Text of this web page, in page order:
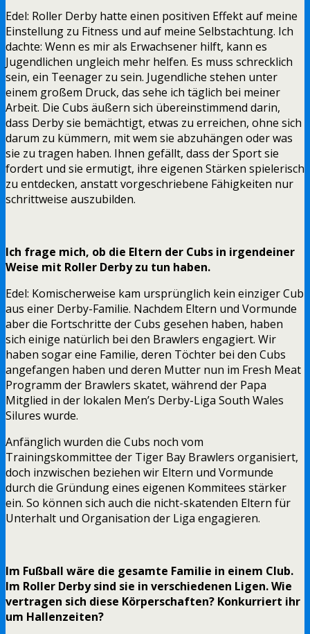
Edel: Roller Derby hatte einen positiven Effekt auf meine
Einstellung zu Fitness und auf meine Selbstachtung. Ich
dachte: Wenn es mir als Erwachsener hilft, kann es
Jugendlichen ungleich mehr helfen. Es muss schrecklich
sein, ein Teenager zu sein. Jugendliche stehen unter
einem großem Druck, das sehe ich täglich bei meiner
Arbeit. Die Cubs äußern sich übereinstimmend darin,
dass Derby sie bemächtigt, etwas zu erreichen, ohne sich
darum zu kümmern, mit wem sie abzuhängen oder was
sie zu tragen haben. Ihnen gefällt, dass der Sport sie
fordert und sie ermutigt, ihre eigenen Stärken spielerisch
zu entdecken, anstatt vorgeschriebene Fähigkeiten nur
schrittweise auszubilden.
Ich frage mich, ob die Eltern der Cubs in irgendeiner
Weise mit Roller Derby zu tun haben.
Edel: Komischerweise kam ursprünglich kein einziger Cub
aus einer Derby-Familie. Nachdem Eltern und Vormunde
aber die Fortschritte der Cubs gesehen haben, haben
sich einige natürlich bei den Brawlers engagiert. Wir
haben sogar eine Familie, deren Töchter bei den Cubs
angefangen haben und deren Mutter nun im Fresh Meat
Programm der Brawlers skatet, während der Papa
Mitglied in der lokalen Men’s Derby-Liga South Wales
Silures wurde.
Anfänglich wurden die Cubs noch vom
Trainingskommittee der Tiger Bay Brawlers organisiert,
doch inzwischen beziehen wir Eltern und Vormunde
durch die Gründung eines eigenen Kommitees stärker
ein. So können sich auch die nicht-skatenden Eltern für
Unterhalt und Organisation der Liga engagieren.
Im Fußball wäre die gesamte Familie in einem Club.
Im Roller Derby sind sie in verschiedenen Ligen. Wie
vertragen sich diese Körperschaften? Konkurriert ihr
um Hallenzeiten?